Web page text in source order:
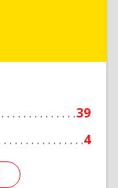
39
4
Подробнее